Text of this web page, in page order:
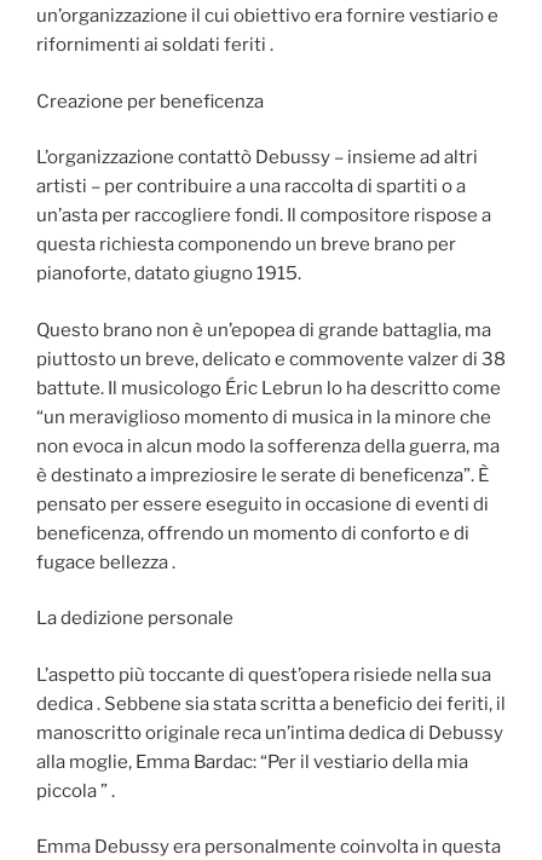
un’organizzazione il cui obiettivo era fornire vestiario e
rifornimenti ai soldati feriti .
Creazione per beneficenza
L’organizzazione contattò Debussy – insieme ad altri
artisti – per contribuire a una raccolta di spartiti o a
un’asta per raccogliere fondi. Il compositore rispose a
questa richiesta componendo un breve brano per
pianoforte, datato giugno 1915.
Questo brano non è un’epopea di grande battaglia, ma
piuttosto un breve, delicato e commovente valzer di 38
battute. Il musicologo Éric Lebrun lo ha descritto come
“un meraviglioso momento di musica in la minore che
non evoca in alcun modo la sofferenza della guerra, ma
è destinato a impreziosire le serate di beneficenza”. È
pensato per essere eseguito in occasione di eventi di
beneficenza, offrendo un momento di conforto e di
fugace bellezza .
La dedizione personale
L’aspetto più toccante di quest’opera risiede nella sua
dedica . Sebbene sia stata scritta a beneficio dei feriti, il
manoscritto originale reca un’intima dedica di Debussy
alla moglie, Emma Bardac: “Per il vestiario della mia
piccola ” .
Emma Debussy era personalmente coinvolta in questa